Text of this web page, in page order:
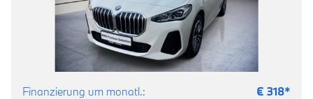
Finanzierung um monatl.: € 318*